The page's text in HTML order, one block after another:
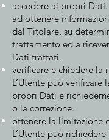
accedere ai propri
ad ottenere
dal Titolare, su
trattamento ed a
Dati trattati.
verificare e chiedere la
L’Utente può verificare
propri Dati e
o la correzione.
ottenere la limitazione
L’Utente può